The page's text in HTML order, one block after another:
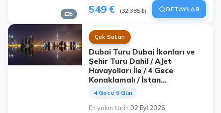
5 549 € (32,385 ₺) DETAYLAR
Çok Satan
Dubai Turu Dubai İkonları ve
Şehir Turu Dahil / AJet
Havayolları İle / 4 Gece
Konaklamalı / İstan...
4 Gece 6 Gün
En yakın tarih 02 Eyl 2026